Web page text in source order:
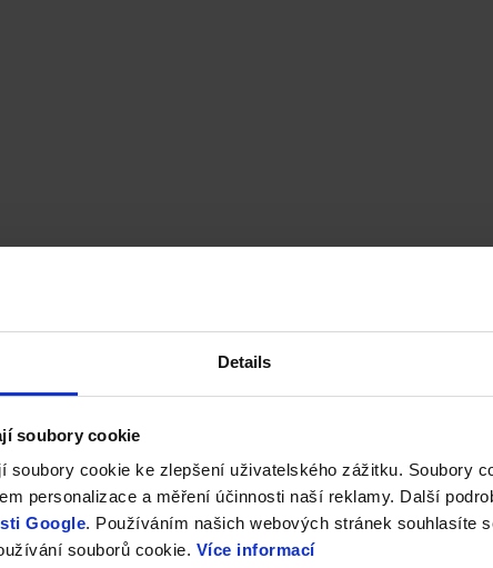
Details
soubory cookie
soubory cookie ke zlepšení uživatelského zážitku. Soubory
personalizace a měření účinnosti naší reklamy. Další
Google. Používáním našich webových stránek souhlasíte
souborů cookie. Více informací